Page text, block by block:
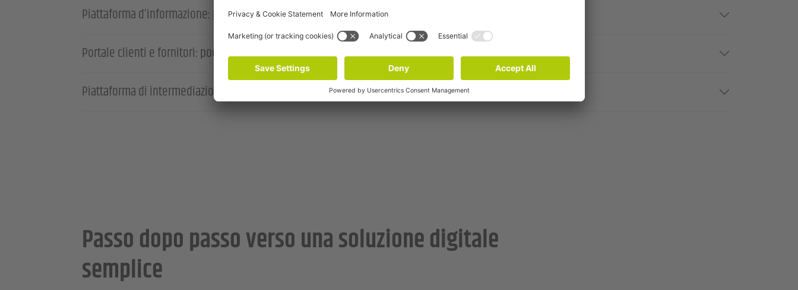
Piattaforma d’informazione: poolbook ottimizza i vostri flussi di informazioni
Portale clienti e fornitori: poolbook riunisce tutti i partner
Piattaforma di intermediazione: poolbook crea ulteriori potenziali di risparmio sui costi
Passo dopo passo verso una soluzione digitale
semplice